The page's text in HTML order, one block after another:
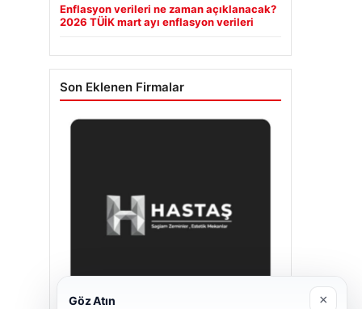
Enflasyon verileri ne zaman açıklanacak?
2026 TÜİK mart ayı enflasyon verileri
Son Eklenen Firmalar
Göz Atın ×